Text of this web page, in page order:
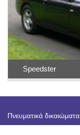
Speedster
Πνευματικά δικαιώματα